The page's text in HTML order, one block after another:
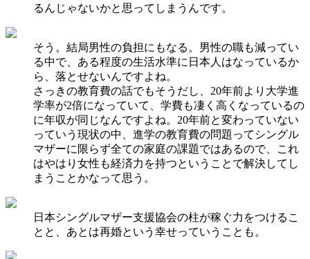
るんじゃないかと思ってしまうんです。
そう。結局男性の負担にもなる。男性の職も減ってい
る中で、ある程度の生活水準に日本人はなっているか
ら、落とせないんですよね。
さっきの教育費の話でもそうだし、20年前より大学進
学率が2倍になっていて、学費も凄く高くなっているの
に年収が同じなんですよね。20年前と変わっていない
っていう現状の中、進学の教育費の問題ってシングル
マザーに限らず全ての家庭の課題ではあるので、これ
はやはり女性も経済力を持つということで解決してし
まうことかなって思う。
日本シングルマザー支援協会の柱が稼ぐ力をつけるこ
とと、あとは再婚という幸せっていうことも。